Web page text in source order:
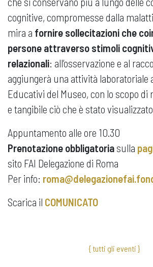
cognitive, compromesse dalla
mira a fornire sollecitazioni che
persone attraverso stimoli
relazionali: all’osservazione e al
aggiungerà una attività laboratoriale
Educativi del Museo, con lo scopo di
e tangibile ciò che è stato
Appuntamento alle ore 10.30
Prenotazione obbligatoria sulla
sito FAI Delegazione di Roma
Per info:
Scarica il COMUNICATO
{ tutti gli eventi }